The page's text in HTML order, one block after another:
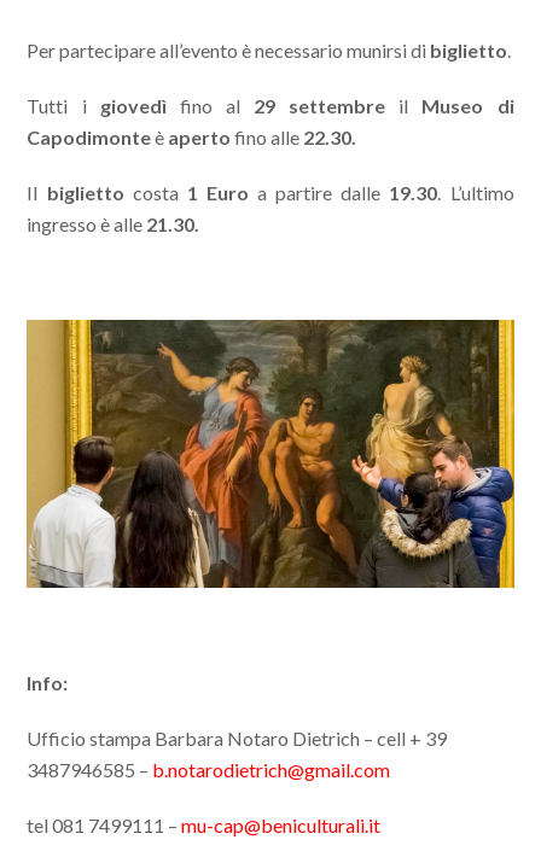
Per partecipare all’evento è necessario munirsi di biglietto
Tutti i giovedì fino al 29 settembre il Museo di
Capodimonteè aperto fino alle 22.30.
Il biglietto costa 1 Euro a partire dalle 19.30 . L’ultimo
ingresso è alle 21.30.
Info:
Ufficio stampa Barbara Notaro Dietrich – cell + 39
3487946585 – b.notarodietrich@gmail.com
tel 081 7499111 –mu-cap@beniculturali.it